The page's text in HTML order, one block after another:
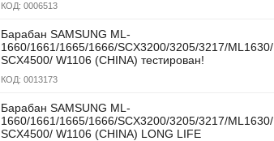
КОД: 0006513
Барабан SAMSUNG ML-
1660/1661/1665/1666/SCX3200/3205/3217/ML1630/
SCX4500/ W1106 (CHINA) тестирован!
КОД: 0013173
Барабан SAMSUNG ML-
1660/1661/1665/1666/SCX3200/3205/3217/ML1630/
SCX4500/ W1106 (CHINA) LONG LIFE